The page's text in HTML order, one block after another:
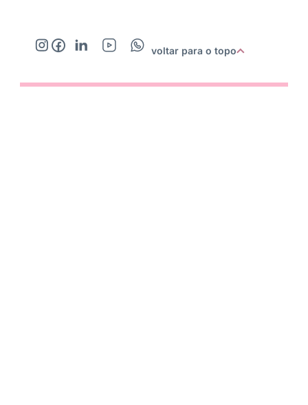
voltar para o topo